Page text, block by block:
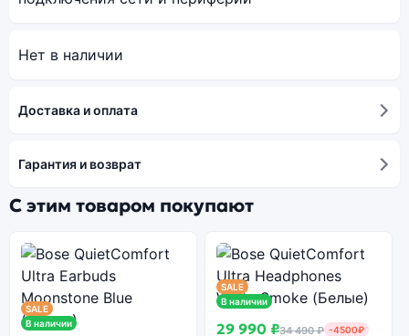
Нет в наличии
Доставка и оплата
Гарантия и возврат
С этим товаром покупают
SALE
В наличии
SALE
В наличии
29 990 ₽34 490 ₽ -4500₽